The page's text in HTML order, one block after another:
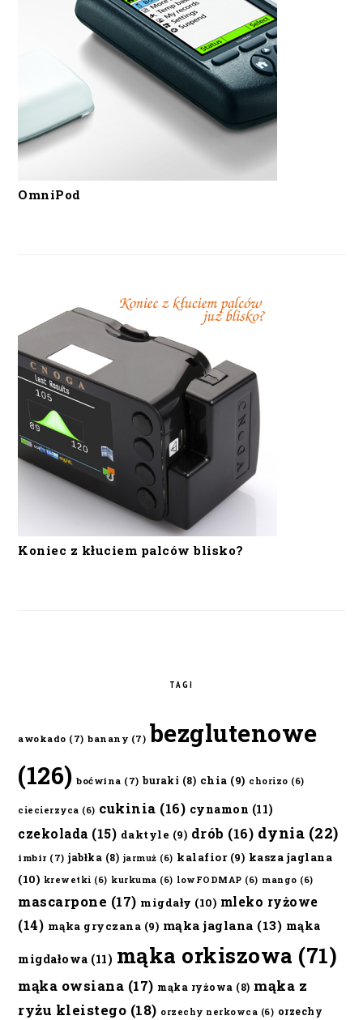
OmniPod
Koniec z kłuciem palców blisko?
TAGI
awokado (7) banany (7) bezglutenowe
(126) boćwina (7) buraki (8) chia (9) chorizo (6)
ciecierzyca (6) cukinia (16) cynamon (11)
czekolada (15) daktyle (9) drób (16) dynia (22)
imbir (7) jabłka (8) jarmuż (6) kalafior(9) kasza jaglana
(10) krewetki (6) kurkuma (6) lowFODMAP (6) mango (6)
mascarpone (17) migdały (10) mleko ryżowe
(14) mąka gryczana (9) mąka jaglana (13) mąka
migdałowa (11) mąka orkiszowa (71)
mąka owsiana (17) mąka ryżowa (8) mąka z
ryżu kleistego (18) orzechy nerkowca (6) orzechy